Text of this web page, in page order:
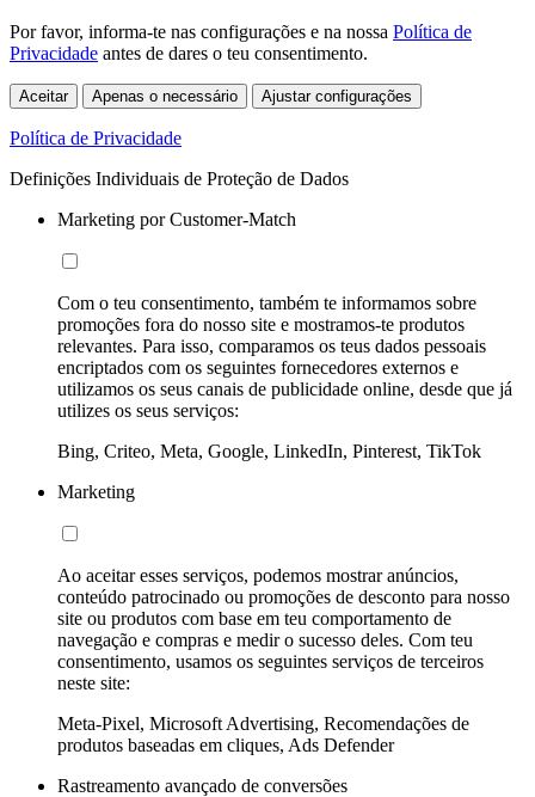
Por favor, informa-te nas configurações e na nossa Política de
Privacidade antes de dares o teu consentimento.
Aceitar Apenas o necessário Ajustar configurações
Política de Privacidade
Definições Individuais de Proteção de Dados
Marketing por Customer-Match
Com o teu consentimento, também te informamos sobre
promoções fora do nosso site e mostramos-te produtos
relevantes. Para isso, comparamos os teus dados pessoais
encriptados com os seguintes fornecedores externos e
utilizamos os seus canais de publicidade online, desde que já
utilizes os seus serviços:
Bing, Criteo, Meta, Google, LinkedIn, Pinterest, TikTok
Marketing
Ao aceitar esses serviços, podemos mostrar anúncios,
conteúdo patrocinado ou promoções de desconto para nosso
site ou produtos com base em teu comportamento de
navegação e compras e medir o sucesso deles. Com teu
consentimento, usamos os seguintes serviços de terceiros
neste site:
Meta-Pixel, Microsoft Advertising, Recomendações de
produtos baseadas em cliques, Ads Defender
Rastreamento avançado de conversões